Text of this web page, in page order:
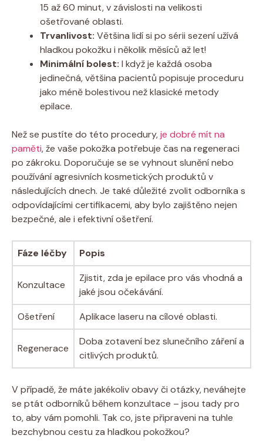
15 až 60 minut, v závislosti na velikosti
ošetřované oblasti.
Trvanlivost: Většina lidí si po sérii sezení užívá
hladkou pokožku i několik měsíců až let!
Minimální bolest: I když je každá osoba
jedinečná, většina pacientů popisuje proceduru
jako méně bolestivou než klasické metody
epilace.
Než se pustíte do této procedury,je dobré mít na
paměti, že vaše pokožka potřebuje čas na regeneraci
po zákroku. Doporučuje se se vyhnout slunění nebo
používání agresivních kosmetických produktů v
následujících dnech. Je také důležité zvolit odborníka s
odpovídajícími certifikacemi, aby bylo zajištěno nejen
bezpečné, ale i efektivní ošetření.
Fáze léčby Popis
Konzultace
Zjistit, zda je epilace pro vás vhodná a
jaké jsou očekávání.
Ošetření
Aplikace laseru na cílové oblasti.
Regenerace
Doba zotavení bez slunečního záření a
citlivých produktů.
V případě, že máte jakékoliv obavy či otázky, neváhejte
se ptát odborníků během konzultace – jsou tady pro
to, aby vám pomohli. Tak co, jste připraveni na tuhle
bezchybnou cestu za hladkou pokožkou?